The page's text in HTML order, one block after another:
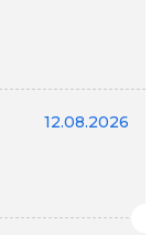
12.08.2026